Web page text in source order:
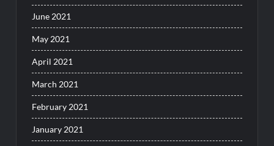
June 2021
May 2021
April 2021
March 2021
February 2021
January 2021